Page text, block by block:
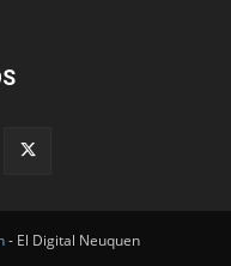
- El Digital Neuquen